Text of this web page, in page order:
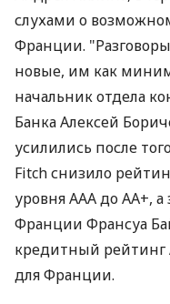
слухами о
Франции.
новые, им как
начальник отдела
Банка Алексей
усилились после
Fitch снизило
уровня AAA до AA+,
Франции Франсуа
кредитный рейтинг
для Франции.